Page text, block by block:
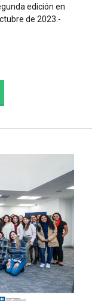
edición en
de 2023.-